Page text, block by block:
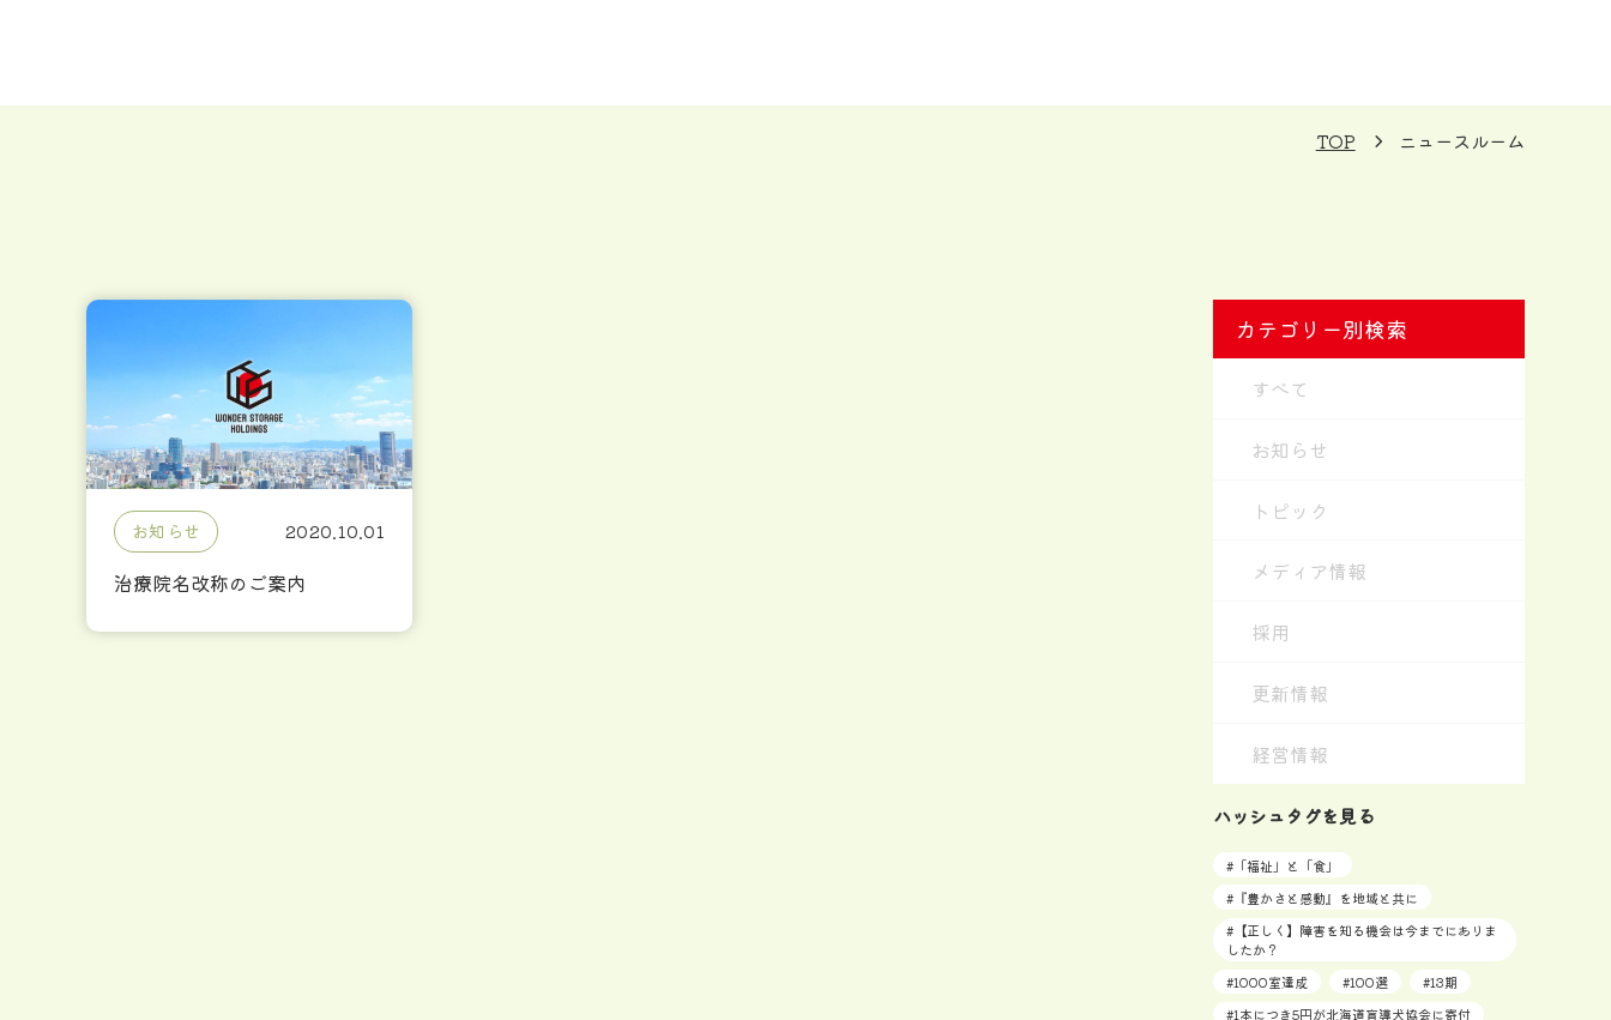
TOP ニュースルーム
お知らせ 2020.10.01
治療院名改称のご案内
カテゴリー別検索
すべて
お知らせ
トピック
メディア情報
採用
更新情報
経営情報
ハッシュタグを見る
# 「福祉」と「食」
# 『豊かさと感動』を地域と共に
# 【正しく】障害を知る機会は今までにありま
したか？
#1000室達成 #100選 #13期
#1本につき5円が北海道盲導犬協会に寄付